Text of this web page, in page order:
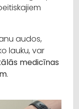
audos,
lauku, var
medicīnas
.